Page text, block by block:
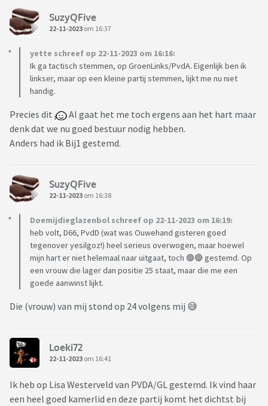
SuzyQFive
22-11-2023 om 16:37
yette schreef op 22-11-2023 om 16:16:
Ik ga tactisch stemmen, op GroenLinks/PvdA. Eigenlijk ben ik
linkser, maar op een kleine partij stemmen, lijkt me nu niet
handig.
Precies dit
Al gaat het me toch ergens aan het hart maar
denk dat we nu goed bestuur nodig hebben.
Anders had ik Bij1 gestemd.
SuzyQFive
22-11-2023 om 16:38
Doemijdieglazenbol schreef op 22-11-2023 om 16:19:
heb volt, D66, PvdD (wat was Ouwehand gisteren goed
tegenover yesilgoz!) heel serieus overwogen, maar hoewel
mijn hart er niet helemaal naar uitgaat, toch 🟢🔴 gestemd. Op
een vrouw die lager dan positie 25 staat, maar die me een
goede aanwinst lijkt.
Die (vrouw) van mij stond op 24 volgens mij 😅
Loeki72
22-11-2023 om 16:41
Ik heb op Lisa Westerveld van PVDA/GL gestemd. Ik vind haar
een heel goed kamerlid en deze partij komt het dichtst bij